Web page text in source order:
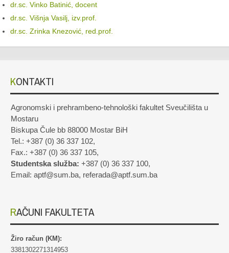
dr.sc. Vinko Batinić, docent
dr.sc. Višnja Vasilj, izv.prof.
dr.sc. Zrinka Knezović, red.prof.
KONTAKTI
Agronomski i prehrambeno-tehnološki fakultet Sveučilišta u
Mostaru
Biskupa Čule bb 88000 Mostar BiH
Tel.: +387 (0) 36 337 102,
Fax.: +387 (0) 36 337 105,
Studentska služba: +387 (0) 36 337 100,
Email: aptf@sum.ba, referada@aptf.sum.ba
RAČUNI FAKULTETA
Žiro račun (KM):
3381302271314953